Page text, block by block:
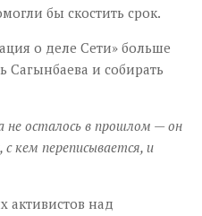
бы скостить срок.
о деле Сети» больше
Сагынбаева и собирать
не осталось в прошлом — он
кем переписывается, и
активистов над